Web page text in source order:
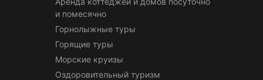
и помесячно
Горнолыжные туры
Горящие туры
Морские круизы
Оздоровительный туризм